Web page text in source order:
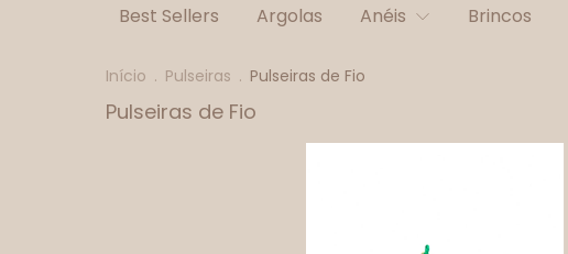
Best Sellers Argolas Anéis Brincos
Início . Pulseiras . Pulseiras de Fio
Pulseiras de Fio